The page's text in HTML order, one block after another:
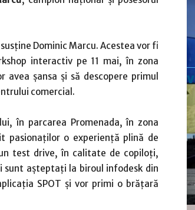
Dominic Marcu. Acestea vor fi
interactiv pe 11 mai, în zona
șansa și să descopere primul
comercial.
în parcarea Promenada, în zona
pasionaților o experiență plină de
test drive, în calitate de copiloți,
sunt așteptați la biroul infodesk din
SPOT și vor primi o brățară